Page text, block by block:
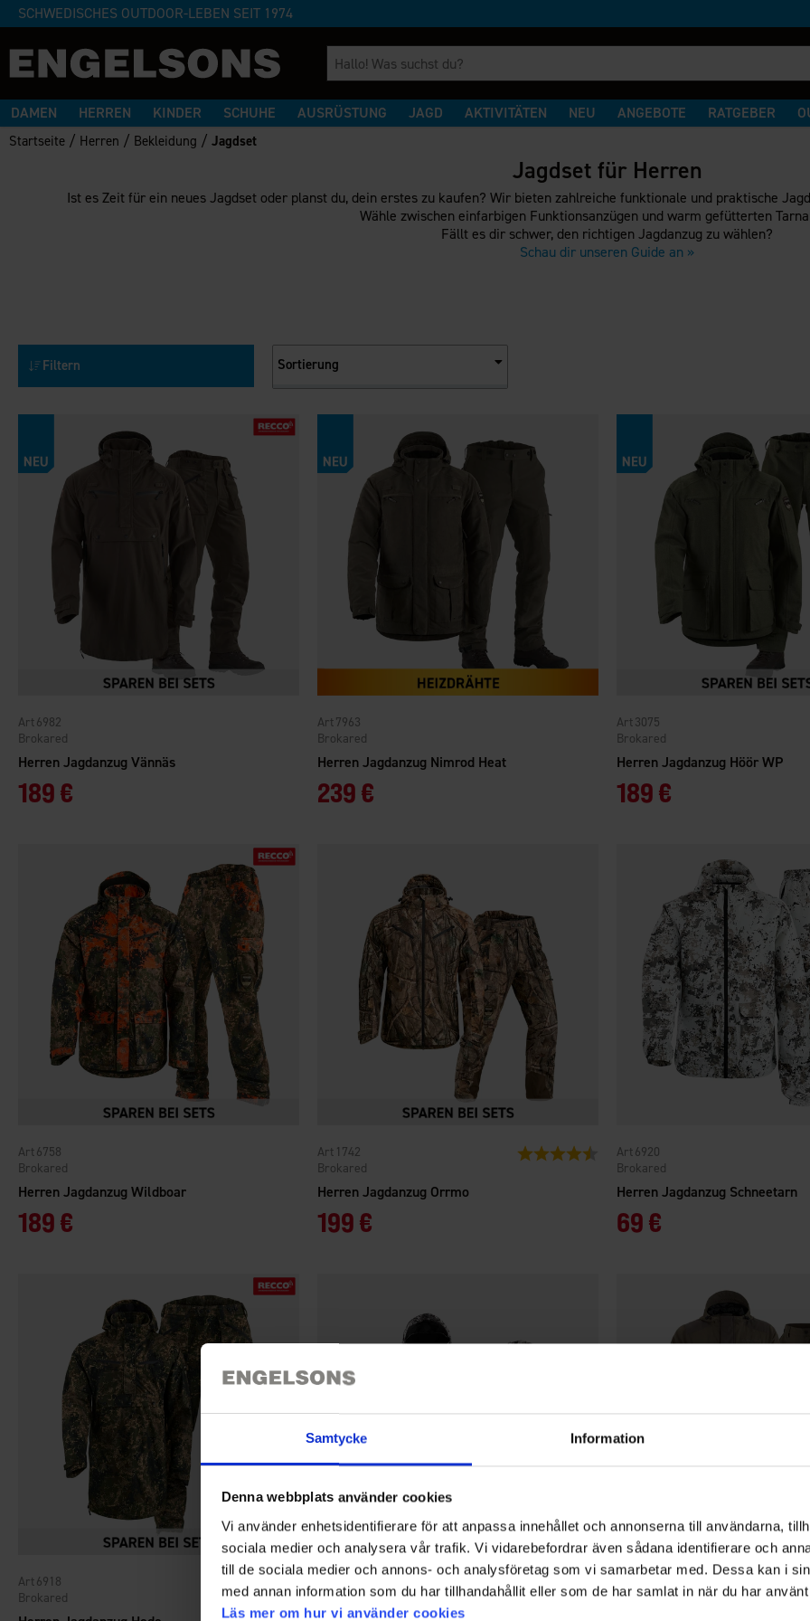
Samtycke Information
Denna webbplats använder cookies
Vi använder enhetsidentifierare för att anpassa innehållet och annonserna till användarna,
sociala medier och analysera vår trafik. Vi vidarebefordrar även sådana identifierare och
till de sociala medier och annons- och analysföretag som vi samarbetar med. Dessa kan i
med annan information som du har tillhandahållit eller som de har samlat in när du har
Läs mer om hur vi använder cookies
SCHWEDISCHES OUTDOOR-LEBEN SEIT 1974
DAMEN HERREN KINDER SCHUHE AUSRÜSTUNG JAGD AKTIVITÄTEN NEU ANGEBOTE RATGEBER
Startseite / Herren / Bekleidung /Jagdset
Jagdset für Herren
Ist es Zeit für ein neues Jagdset oder planst du, dein erstes zu kaufen? Wir bieten zahlreiche funktionale und praktische
Wähle zwischen einfarbigen Funktionsanzügen und warm gefütterten
Fällt es dir schwer, den richtigen Jagdanzug zu wählen?
Schau dir unseren Guide an »
Filtern Sortierung
Herren Jagdanzug Vännäs
Brokared
6982
189 €
Herren Jagdanzug Nimrod Heat
Brokared
7963
239 €
Herren Jagdanzug Höör WP
Brokared
3075
189 €
Herren Jagdanzug Wildboar
Brokared
6758
189 €
Herren Jagdanzug Orrmo
Brokared
1742
199 €
Bewertung: 4.3 von 5 Sternen
Herren Jagdanzug Schneetarn
Brokared
6920
69 €
Brokared
6918
Brokared
6006 Bewertung:
Brokared